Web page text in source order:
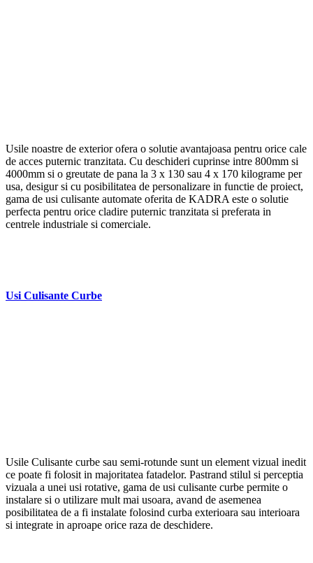
Usile noastre de exterior ofera o solutie avantajoasa pentru orice cale
de acces puternic tranzitata. Cu deschideri cuprinse intre 800mm si
4000mm si o greutate de pana la 3 x 130 sau 4 x 170 kilograme per
usa, desigur si cu posibilitatea de personalizare in functie de proiect,
gama de usi culisante automate oferita de KADRA este o solutie
perfecta pentru orice cladire puternic tranzitata si preferata in
centrele industriale si comerciale.
Usi Culisante Curbe
Usile Culisante curbe sau semi-rotunde sunt un element vizual inedit
ce poate fi folosit in majoritatea fatadelor. Pastrand stilul si perceptia
vizuala a unei usi rotative, gama de usi culisante curbe permite o
instalare si o utilizare mult mai usoara, avand de asemenea
posibilitatea de a fi instalate folosind curba exterioara sau interioara
si integrate in aproape orice raza de deschidere.